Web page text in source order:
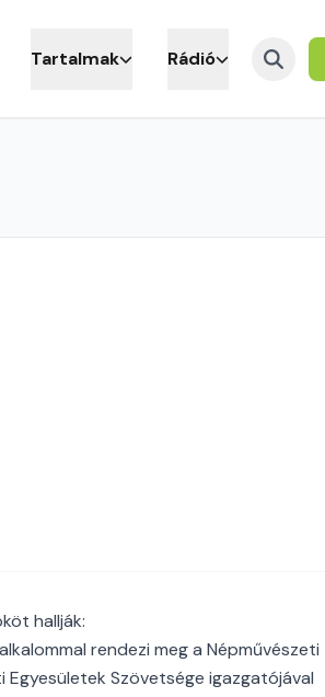
Tartalmak Rádió
hallják:
rendezi meg a Népművészeti
Egyesületek Szövetsége igazgatójával